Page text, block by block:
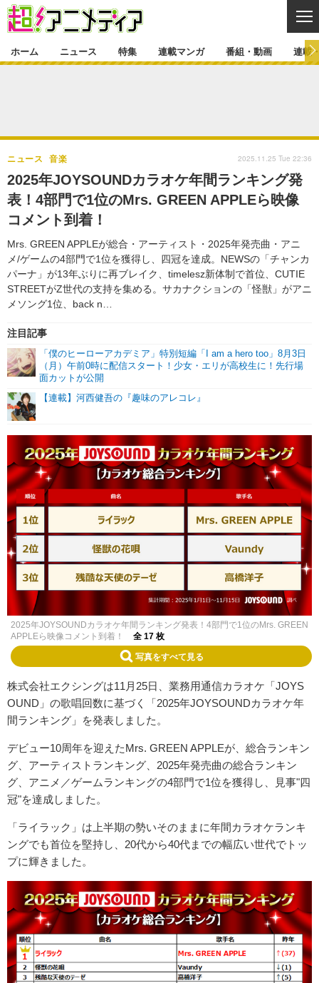
ゲーム・アプリ マンガ
グッズ イベント
声優
舞台 新帝スタ
特集一覧 カバー
ラキりす
連載マンガ
番組・動画
番組・動画一覧 ラジオ
動画
連載・ブログ
連載・ブログ一覧
編集部ブログ・お知らせ
ホーム ニュース 特集 連載マンガ 番組・動画 連載
2025年JOYSOUNDカラオケ年間ランキング発
表！4部門で1位のMrs. GREEN APPLEら映像
コメント到着！
Mrs. GREEN APPLEが総合・アーティスト・2025年発売曲・アニ
メ/ゲームの4部門で1位を獲得し、四冠を達成。NEWSの「チャンカ
パーナ」が13年ぶりに再ブレイク、timelesz新体制で首位、CUTIE
STREETがZ世代の支持を集める。サカナクションの「怪獣」がアニ
メソング1位、back n…
ニュース 音楽
注目記事
「僕のヒーローアカデミア」特別短編「I am a hero too」8月3日
（月）午前0時に配信スタート！少女・エリが高校生に！先行場
面カットが公開
【連載】河西健吾の『趣味のアレコレ』
2025.11.25 Tue 22:36
2025年JOYSOUNDカラオケ年間ランキング発表！4部門で1位のMrs. GREEN
APPLEら映像コメント到着！
全 17 枚
写真をすべて見る
株式会社エクシングは11月25日、業務用通信カラオケ「JOYS
OUND」の歌唱回数に基づく「2025年JOYSOUNDカラオケ年
間ランキング」を発表しました。
デビュー10周年を迎えたMrs. GREEN APPLEが、総合ランキン
グ、アーティストランキング、2025年発売曲の総合ランキン
グ、アニメ／ゲームランキングの4部門で1位を獲得し、見事"四
冠"を達成しました。
「ライラック」は上半期の勢いそのままに年間カラオケランキ
ングでも首位を堅持し、20代から40代までの幅広い世代でトッ
プに輝きました。